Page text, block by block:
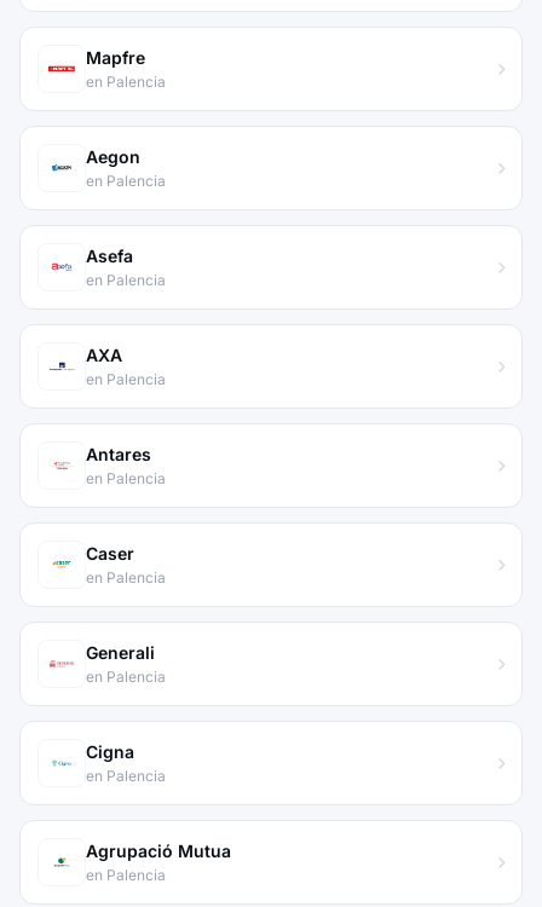
Mapfre
en Palencia
Aegon
en Palencia
Asefa
en Palencia
AXA
en Palencia
Antares
en Palencia
Caser
en Palencia
Generali
en Palencia
Cigna
en Palencia
Agrupació Mutua
en Palencia